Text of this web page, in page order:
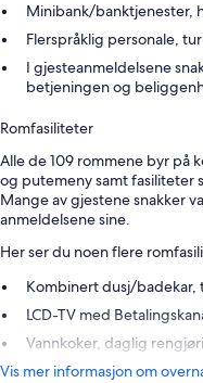
Minibank/banktjenester,
Flerspråklig personale,
I gjesteanmeldelsene
betjeningen og
Romfasiliteter
Alle de 109 rommene byr på
og putemeny samt fasiliteter
Mange av gjestene snakker
anmeldelsene sine.
Her ser du noen flere
Kombinert dusj/
LCD-TV med
Vannkoker, daglig
Vis mer informasjon om